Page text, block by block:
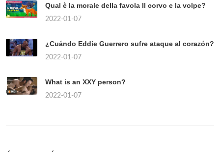
Qual è la morale della favola Il corvo e la volpe?
2022-01-07
¿Cuándo Eddie Guerrero sufre ataque al corazón?
2022-01-07
What is an XXY person?
2022-01-07